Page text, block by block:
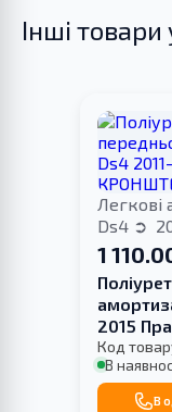
Інші товари
Легкові
Ds4
1
2015
Код
В
В